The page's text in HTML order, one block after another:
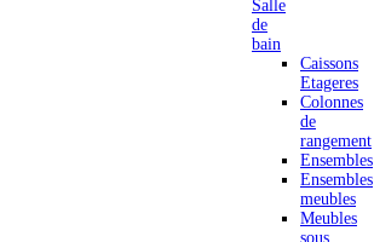
Salle
de
bain
Caissons
Etageres
Colonnes
de
rangement
Ensembles
Ensembles
meubles
Meubles
sous